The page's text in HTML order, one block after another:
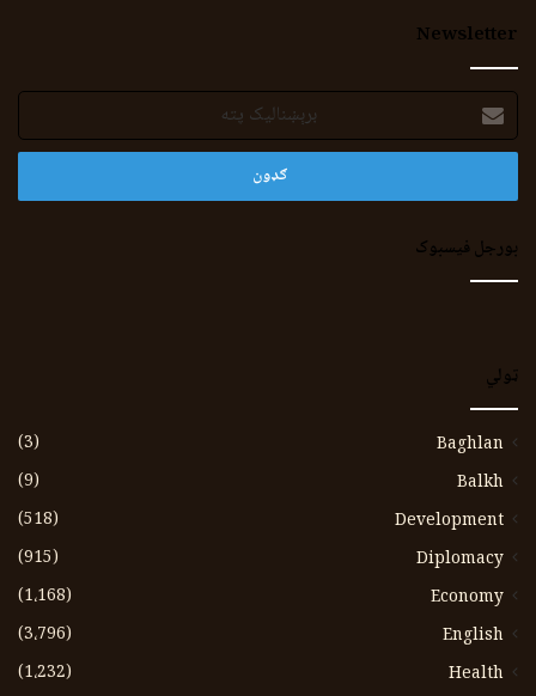
Newsletter
برېښنالیک
پته
بورجل فیسبوک
ټولي
Baghlan
(3)
Balkh
(9)
Development
(518)
Diplomacy
(915)
Economy
(1،168)
English
(3،796)
Health
(1،232)